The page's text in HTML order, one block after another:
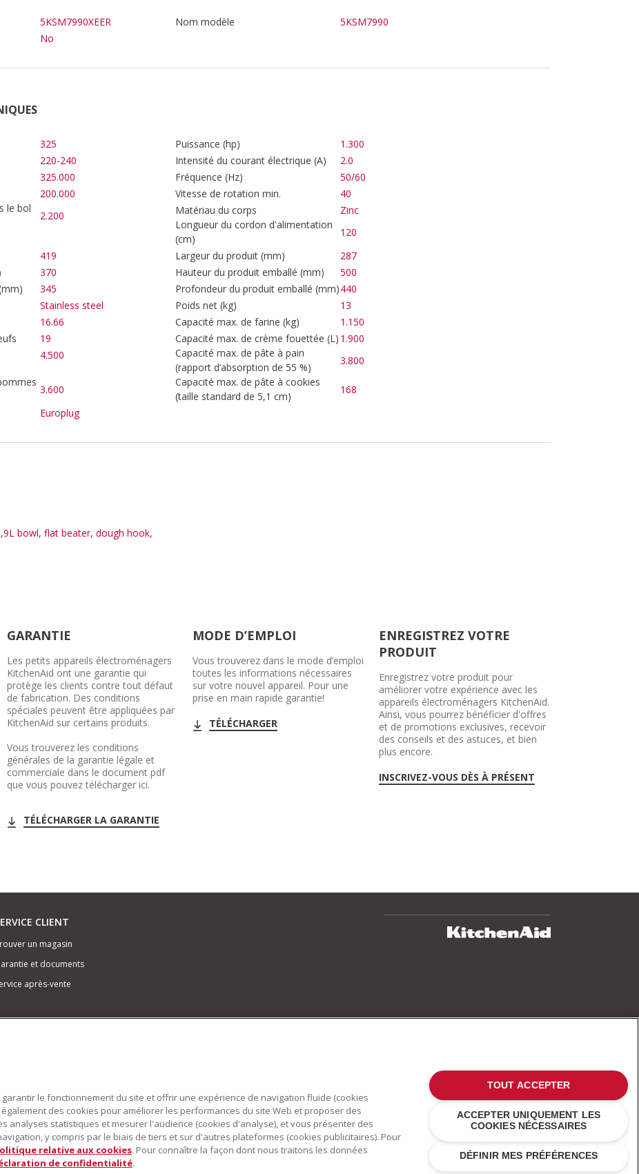
5KSM7990XEER Nom modèle
5KSM7990
No
325 Puissance (hp)
1.300
220-240 Intensité du courant électrique (A)
2.0
325.000 Fréquence (Hz)
50/60
200.000 Vitesse de rotation min.
40
le bol
2.200 Matériau du corps
Zinc
Longueur du cordon d'alimentation
(cm)
120
419 Largeur du produit (mm)
287
370 Hauteur du produit emballé (mm)
500
345 Profondeur du produit emballé (mm)440
Stainless steel Poids net (kg)
13
16.66 Capacité max. de farine (kg)
1.150
19 Capacité max. de crème fouettée (L) 1.900
4.500
Capacité max. de pâte à pain
(rapport d’absorption de 55 %)
3.800
3.600
Capacité max. de pâte à cookies
(taille standard de 5,1 cm)
168
Europlug
bowl, flat beater, dough hook,
GARANTIE
Les petits appareils électroménagers
KitchenAid ont une garantie qui
protège les clients contre tout défaut
de fabrication. Des conditions
spéciales peuvent être appliquées par
KitchenAid sur certains produits.
Vous trouverez les conditions
générales de la garantie légale et
commerciale dans le document pdf
que vous pouvez télécharger ici.
TÉLÉCHARGER LA GARANTIE
MODE D’EMPLOI
Vous trouverez dans le mode d’emploi
toutes les informations nécessaires
sur votre nouvel appareil. Pour une
prise en main rapide garantie!
TÉLÉCHARGER
ENREGISTREZ VOTRE
PRODUIT
Enregistrez votre produit pour
améliorer votre expérience avec les
appareils électroménagers KitchenAid.
Ainsi, vous pourrez bénéficier d'offres
et de promotions exclusives, recevoir
des conseils et des astuces, et bien
plus encore.
INSCRIVEZ-VOUS DÈS À PRÉSENT
CLIENT
un magasin
et documents
après-vente
robot pâtissier multifonction sont des marques déposées aux États Unis et dans d'autres pays .
le fonctionnement du site et offrir une expérience de navigation fluide (cookies
des cookies pour améliorer les performances du site Web et proposer des
analyses statistiques et mesurer l'audience (cookies d'analyse), et vous présenter des
y compris par le biais de tiers et sur d'autres plateformes (cookies publicitaires). Pour
relative aux cookies. Pour connaître la façon dont nous traitons les données
de confidentialité.
DÉFINIR MES PRÉFÉRENCES
ACCEPTER UNIQUEMENT LES
COOKIES NÉCESSAIRES
TOUT ACCEPTER